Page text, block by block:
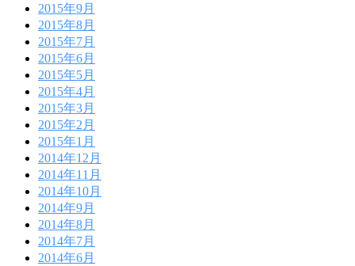
2015年9月
2015年8月
2015年7月
2015年6月
2015年5月
2015年4月
2015年3月
2015年2月
2015年1月
2014年12月
2014年11月
2014年10月
2014年9月
2014年8月
2014年7月
2014年6月